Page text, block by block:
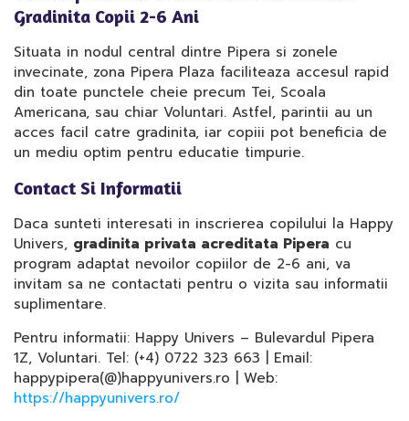
Gradinita Copii 2-6 Ani
Situata in nodul central dintre Pipera si zonele
invecinate, zona Pipera Plaza faciliteaza accesul rapid
din toate punctele cheie precum Tei, Scoala
Americana, sau chiar Voluntari. Astfel, parintii au un
acces facil catre gradinita, iar copiii pot beneficia de
un mediu optim pentru educatie timpurie.
Contact Si Informatii
Daca sunteti interesati in inscrierea copilului la Happy
Univers, gradinita privata acreditata Pipera cu
program adaptat nevoilor copiilor de 2-6 ani, va
invitam sa ne contactati pentru o vizita sau informatii
suplimentare.
Pentru informatii: Happy Univers – Bulevardul Pipera
1Z, Voluntari. Tel: (+4) 0722 323 663 | Email:
happypipera(@)happyunivers.ro | Web:
https://happyunivers.ro/